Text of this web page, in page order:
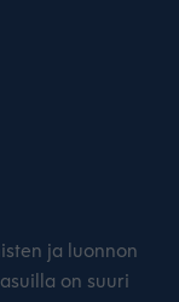
ja luonnon
on suuri